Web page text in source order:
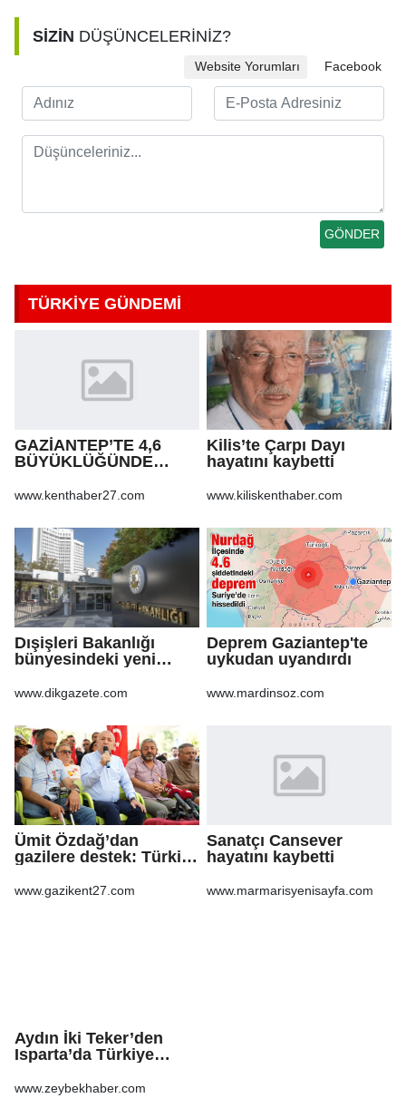
SİZİN DÜŞÜNCELERİNİZ?
Website Yorumları Facebook
TÜRKİYE GÜNDEMİ
GAZİANTEP’TE 4,6
BÜYÜKLÜĞÜNDE
www.kenthaber27.com
Kilis’te Çarpı Dayı
hayatını kaybetti
www.kiliskenthaber.com
Dışişleri Bakanlığı
bünyesindeki yeni
Gazete'de
www.dikgazete.com
Deprem Gaziantep'te
uykudan uyandırdı
www.mardinsoz.com
Ümit Özdağ’dan
gazilere destek: Türkiye
taşımamalı
www.gazikent27.com
Sanatçı Cansever
hayatını kaybetti
www.marmarisyenisayfa.com
Aydın İki Teker’den
Isparta’da Türkiye
Altuntaş, sporcuları
www.zeybekhaber.com